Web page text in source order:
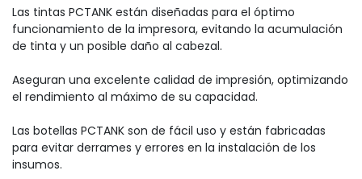
Las tintas PCTANK están diseñadas para el óptimo
funcionamiento de la impresora, evitando la acumulación
de tinta y un posible daño al cabezal.
Aseguran una excelente calidad de impresión, optimizando
el rendimiento al máximo de su capacidad.
Las botellas PCTANK son de fácil uso y están fabricadas
para evitar derrames y errores en la instalación de los
insumos.